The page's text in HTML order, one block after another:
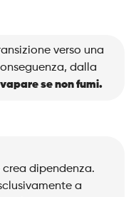
verso una
dalla
se non fumi.
dipendenza.
a